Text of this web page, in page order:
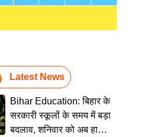
Latest News
Bihar Education: बिहार के
सरकारी स्कूलों के समय में बड़ा
बदलाव, शनिवार को अब हाफ